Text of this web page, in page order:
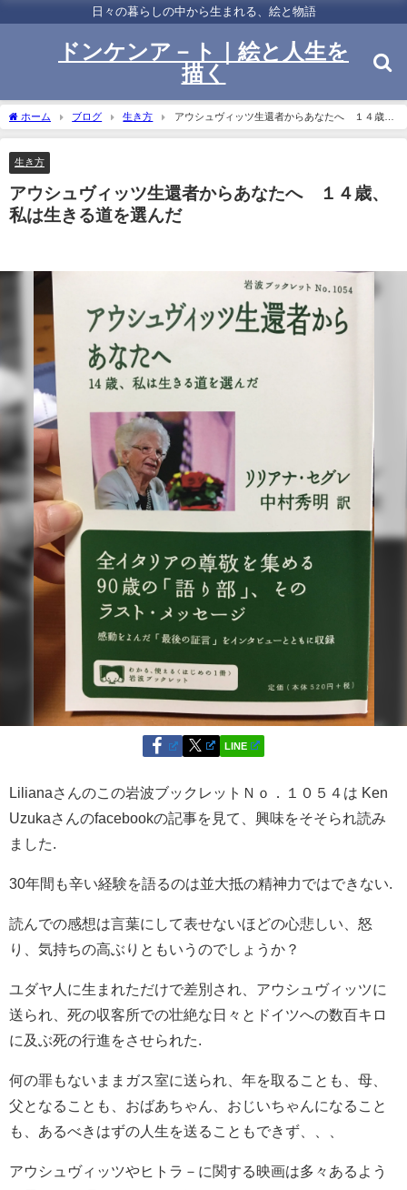
日々の暮らしの中から生まれる、絵と物語
ドンケンア－ト｜絵と人生を
描く
ホーム ブログ 生き方
アウシュヴィッツ生還者からあなたへ １４歳、
私は生きる道を選んだ
生き方
アウシュヴィッツ生還者からあなたへ １４歳、
私は生きる道を選んだ
LINE
Lilianaさんのこの岩波ブックレットＮｏ．１０５４は Ken
Uzukaさんのfacebookの記事を見て、興味をそそられ読み
ました.
30年間も辛い経験を語るのは並大抵の精神力ではできない.
読んでの感想は言葉にして表せないほどの心悲しい、怒
り、気持ちの高ぶりともいうのでしょうか？
ユダヤ人に生まれただけで差別され、アウシュヴィッツに
送られ、死の収客所での壮絶な日々とドイツへの数百キロ
に及ぶ死の行進をさせられた.
何の罪もないままガス室に送られ、年を取ることも、母、
父となることも、おばあちゃん、おじいちゃんになること
も、あるべきはずの人生を送ることもできず、、、
アウシュヴィッツやヒトラ－に関する映画は多々あるよう